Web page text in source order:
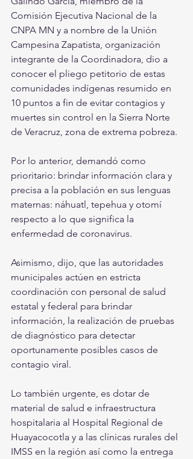
Comisión Ejecutiva Nacional de la
CNPA MN y a nombre de la Unión
Campesina Zapatista, organización
integrante de la Coordinadora, dio a
conocer el pliego petitorio de estas
comunidades indígenas resumido en
10 puntos a fin de evitar contagios y
muertes sin control en la Sierra Norte
de Veracruz, zona de extrema pobreza.
Por lo anterior, demandó como
prioritario: brindar información clara y
precisa a la población en sus lenguas
maternas: náhuatl, tepehua y otomí
respecto a lo que significa la
enfermedad de coronavirus.
Asimismo, dijo, que las autoridades
municipales actúen en estricta
coordinación con personal de salud
estatal y federal para brindar
información, la realización de pruebas
de diagnóstico para detectar
oportunamente posibles casos de
contagio viral.
Lo también urgente, es dotar de
material de salud e infraestructura
hospitalaria al Hospital Regional de
Huayacocotla y a las clínicas rurales del
IMSS en la región así como la entrega